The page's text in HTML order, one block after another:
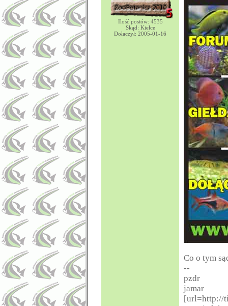
Ilość postów: 4535
Skąd: Kielce
Dołaczył: 2005-01-16
Co o tym
--
pzdr
jamar
[url=http://